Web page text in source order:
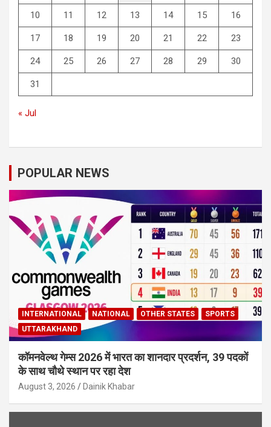
10 11 12 13 14 15 16
17 18 19 20 21 22 23
24 25 26 27 28 29 30
31
« Jul
POPULAR NEWS
INTERNATIONAL NATIONAL OTHER STATES
SPORTS
UTTARAKHAND
कॉमनवेल्थ गेम्स 2026 में भारत का शानदार प्रदर्शन, 39 पदकों
के साथ चौथे स्थान पर रहा देश
August 3, 2026 Dainik Khabar